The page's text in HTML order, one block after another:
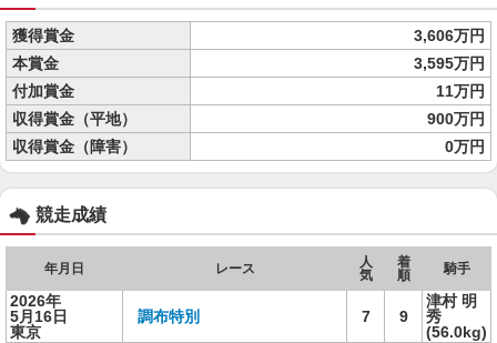
獲得賞金
3,606万円
本賞金
3,595万円
付加賞金
11万円
収得賞金（平地）
900万円
収得賞金（障害）
0万円
競走成績
年月日 レース
人
気
着
順
騎手
2026年
5月16日
東京
調布特別 7 9
津村 明
秀
(56.0kg)